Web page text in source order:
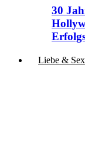
30
Liebe &